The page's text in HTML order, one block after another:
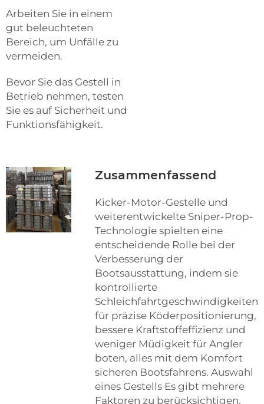
Arbeiten Sie in einem
gut beleuchteten
Bereich, um Unfälle zu
vermeiden.
Bevor Sie das Gestell in
Betrieb nehmen, testen
Sie es auf Sicherheit und
Funktionsfähigkeit.
Zusammenfassend
Kicker-Motor-Gestelle und
weiterentwickelte Sniper-Prop-
Technologie spielten eine
entscheidende Rolle bei der
Verbesserung der
Bootsausstattung, indem sie
kontrollierte
Schleichfahrtgeschwindigkeiten
für präzise Köderpositionierung,
bessere Kraftstoffeffizienz und
weniger Müdigkeit für Angler
boten, alles mit dem Komfort
sicheren Bootsfahrens. Auswahl
eines Gestells Es gibt mehrere
Faktoren zu berücksichtigen,